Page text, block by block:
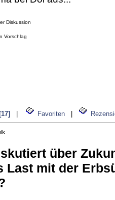
Diskussion
Vorschlag
Favoriten
über
Last mit der